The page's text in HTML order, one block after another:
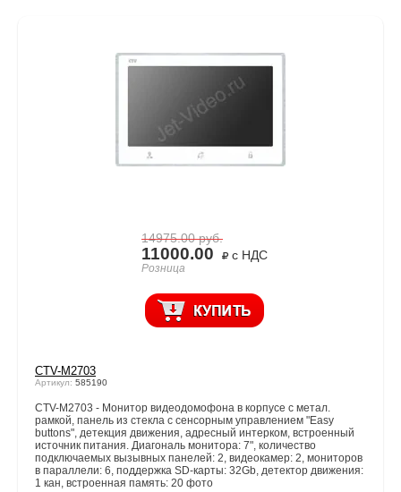
14975.00руб.
11000.00 с НДС
Розница
CTV-M2703
Артикул: 585190
CTV-M2703 - Монитор видеодомофона в корпусе с метал.
рамкой, панель из стекла с сенсорным управлением "Easy
buttons", детекция движения, адресный интерком, встроенный
источник питания. Диагональ монитора: 7", количество
подключаемых вызывных панелей: 2, видеокамер: 2, мониторов
в параллели: 6, поддержка SD-карты: 32Gb, детектор движения:
1 кан, встроенная память: 20 фото